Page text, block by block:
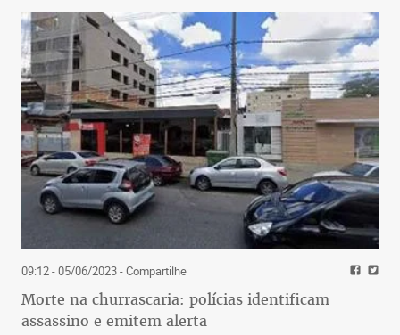
09:12 - 05/06/2023- Compartilhe
Morte na churrascaria: polícias identificam
assassino e emitem alerta